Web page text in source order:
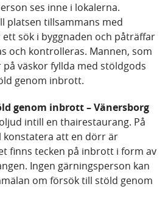
ses inne i lokalerna.
platsen tillsammans med
sök i byggnaden och påträffar
och kontrolleras. Mannen, som
väskor fyllda med stöldgods
genom inbrott.
genom inbrott – Vänersborg
intill en thairestaurang. På
konstatera att en dörr är
finns tecken på inbrott i form av
Ingen gärningsperson kan
om försök till stöld genom